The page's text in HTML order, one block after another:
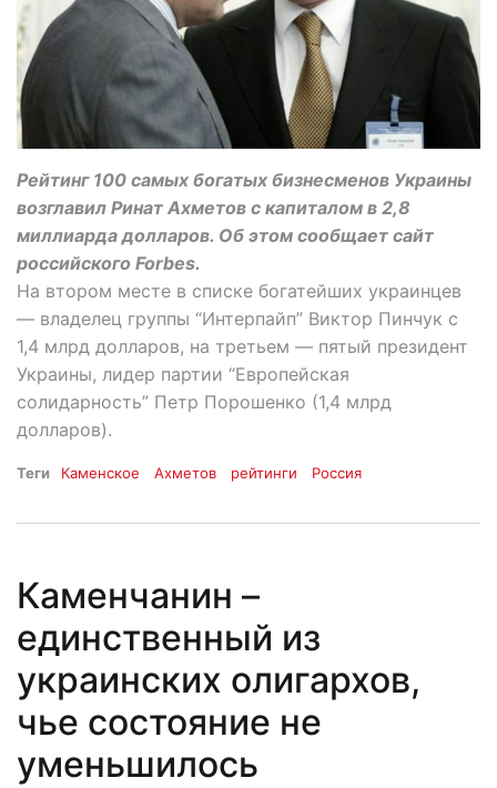
Рейтинг 100 самых богатых бизнесменов Украины
возглавил Ринат Ахметов с капиталом в 2,8
миллиарда долларов. Об этом сообщает сайт
российского Forbes.
На втором месте в списке богатейших украинцев
— владелец группы “Интерпайп” Виктор Пинчук с
1,4 млрд долларов, на третьем — пятый президент
Украины, лидер партии “Европейская
солидарность” Петр Порошенко (1,4 млрд
долларов).
Теги Каменское Ахметов рейтинги Россия
Каменчанин –
единственный из
украинских олигархов,
чье состояние не
уменьшилось